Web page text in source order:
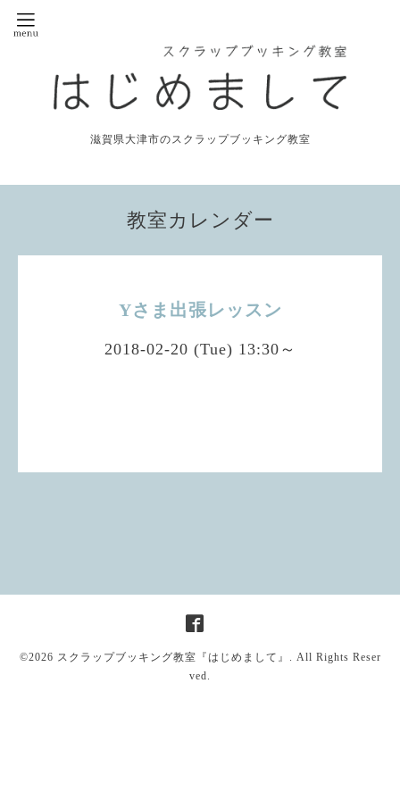
滋賀県大津市のスクラップブッキング教室
教室カレンダー
Yさま出張レッスン
2018-02-20 (Tue) 13:30～
©2026 スクラップブッキング教室『はじめまして』
. All Rights Reser
ved.